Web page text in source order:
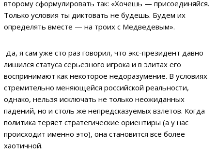
второму сформулировать так: «Хочешь — присоединяйся.
Только условия ты диктовать не будешь. Будем их
определять вместе — на троих с Медведевым».
Да, я сам уже сто раз говорил, что экс-президент давно
лишился статуса серьезного игрока и в элитах его
воспринимают как некоторое недоразумение. В условиях
стремительно меняющейся российской реальности,
однако, нельзя исключать не только неожиданных
падений, но и столь же непредсказуемых взлетов. Когда
политика теряет стратегические ориентиры (а у нас
происходит именно это), она становится все более
хаотичной.